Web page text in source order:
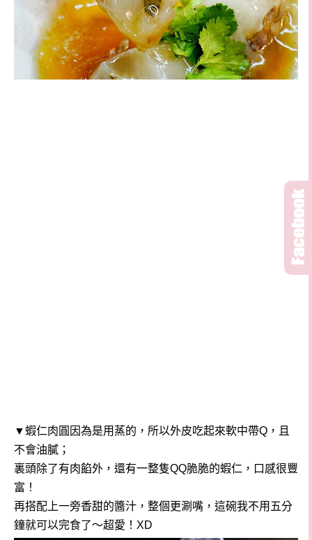
▼ 蝦仁肉圓因為是用蒸的，所以外皮吃起來軟中帶Q，且
不會油膩；
裏頭除了有肉餡外，還有一整隻QQ脆脆的蝦仁，口感很豐
富！
再搭配上一旁香甜的醬汁，整個更涮嘴，這碗我不用五分
鐘就可以完食了～超愛！XD